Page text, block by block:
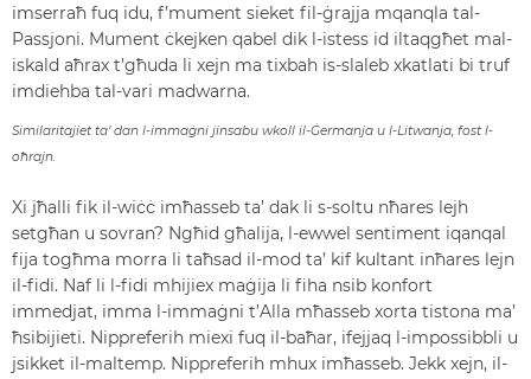
imserraħ fuq idu, f’mument sieket fil-ġrajja mqanqla tal-
Passjoni. Mument ċkejken qabel dik l-istess id iltaqgħet mal-
iskald aħrax t’għuda li xejn ma tixbah is-slaleb xkatlati bi truf
imdiehba tal-vari madwarna.
Similaritajiet ta’ dan l-immaġni jinsabu wkoll il-Ġermanja u l-Litwanja, fost l-
oħrajn.
Xi jħalli fik il-wiċċ imħasseb ta’ dak li s-soltu nħares lejh
setgħan u sovran? Ngħid għalija, l-ewwel sentiment iqanqal
fija togħma morra li taħsad il-mod ta’ kif kultant inħares lejn
il-fidi. Naf li l-fidi mhijiex maġija li fiha nsib konfort
immedjat, imma l-immaġni t’Alla mħasseb xorta tistona ma’
ħsibijieti. Nippreferih miexi fuq il-baħar, ifejjaq l-impossibbli u
jsikket il-maltemp. Nippreferih mhux imħasseb. Jekk xejn, il-